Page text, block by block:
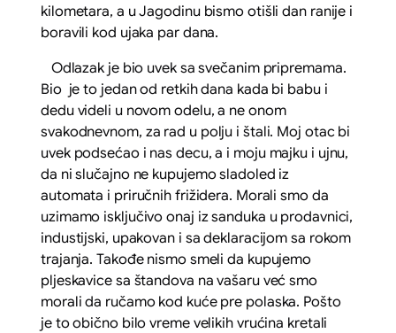
kilometara, a u Jagodinu bismo otišli dan ranije i
boravili kod ujaka par dana.
Odlazak je bio uvek sa svečanim pripremama.
Bio je to jedan od retkih dana kada bi babu i
dedu videli u novom odelu, a ne onom
svakodnevnom, za rad u polju i štali. Moj otac bi
uvek podsećao i nas decu, a i moju majku i ujnu,
da ni slučajno ne kupujemo sladoled iz
automata i priručnih frižidera. Morali smo da
uzimamo isključivo onaj iz sanduka u prodavnici,
industijski, upakovan i sa deklaracijom sa rokom
trajanja. Takođe nismo smeli da kupujemo
pljeskavice sa štandova na vašaru već smo
morali da ručamo kod kuće pre polaska. Pošto
je to obično bilo vreme velikih vrućina kretali